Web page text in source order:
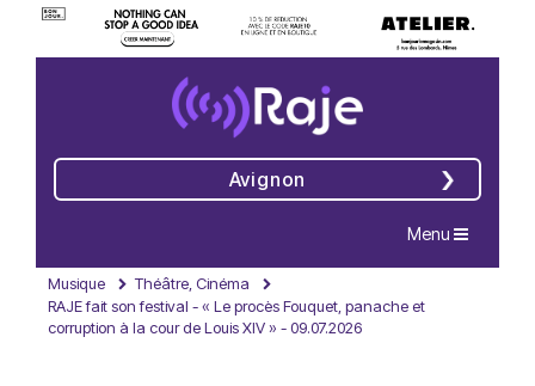
Avignon
Navigation
Menu
Musique
Théâtre, Cinéma
RAJE fait son festival - « Le procès Fouquet, panache et
corruption à la cour de Louis XIV » - 09.07.2026